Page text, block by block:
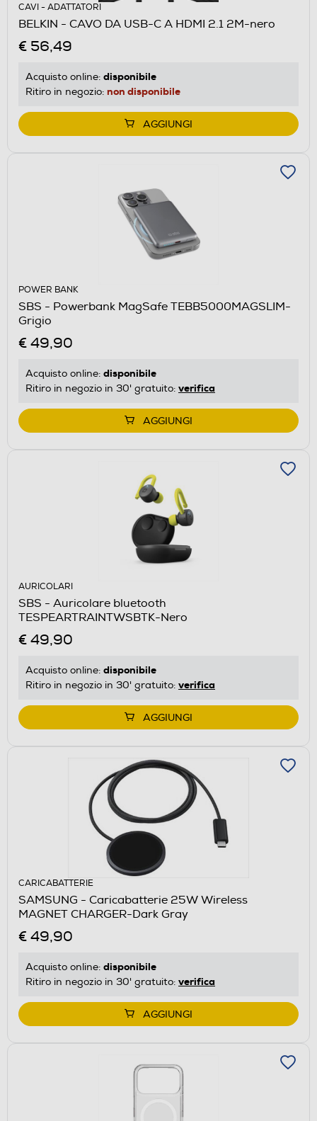
CAVI - ADATTATORI
BELKIN - CAVO DA USB-C A HDMI 2.1 2M-nero
€ 56,49
Acquisto online: disponibile
Ritiro in negozio: non disponibile
AGGIUNGI
POWER BANK
SBS - Powerbank MagSafe TEBB5000MAGSLIM-
Grigio
€ 49,90
Acquisto online: disponibile
Ritiro in negozio in 30' gratuito: verifica
AGGIUNGI
AURICOLARI
SBS - Auricolare bluetooth
TESPEARTRAINTWSBTK-Nero
€ 49,90
Acquisto online: disponibile
Ritiro in negozio in 30' gratuito: verifica
AGGIUNGI
CARICABATTERIE
SAMSUNG - Caricabatterie 25W Wireless
MAGNET CHARGER-Dark Gray
€ 49,90
Acquisto online: disponibile
Ritiro in negozio in 30' gratuito: verifica
AGGIUNGI